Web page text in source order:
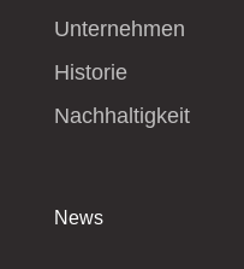
Unternehmen
Historie
Nachhaltigkeit
News